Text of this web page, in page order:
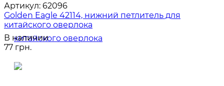
Артикул: 62096
Golden Eagle 42114, нижний петлитель для
китайского оверлока
В наличии
77 грн.